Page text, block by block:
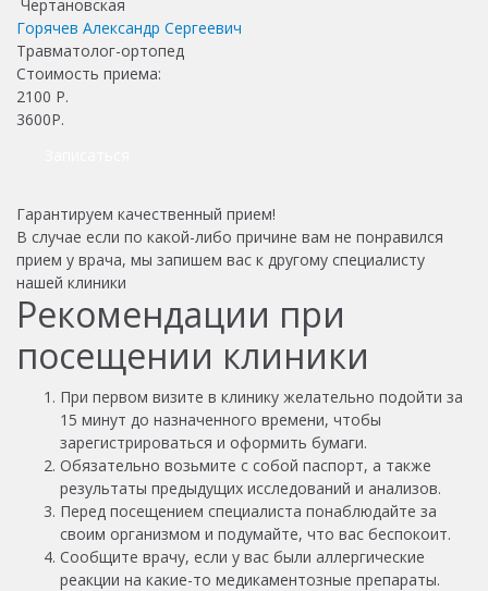
Чертановская
Горячев Александр Сергеевич
Травматолог-ортопед
Стоимость приема:
2100 Р.
3600Р.
Гарантируем качественный прием!
В случае если по какой-либо причине вам не понравился
прием у врача, мы запишем вас к другому специалисту
нашей клиники
Рекомендации при
посещении клиники
При первом визите в клинику желательно подойти за
15 минут до назначенного времени, чтобы
зарегистрироваться и оформить бумаги.
Обязательно возьмите с собой паспорт, а также
результаты предыдущих исследований и анализов.
Перед посещением специалиста понаблюдайте за
своим организмом и подумайте, что вас беспокоит.
Сообщите врачу, если у вас были аллергические
реакции на какие-то медикаментозные препараты.